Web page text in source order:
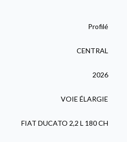
Profilé
CENTRAL
2026
VOIE ÉLARGIE
FIAT DUCATO 2,2 L 180 CH